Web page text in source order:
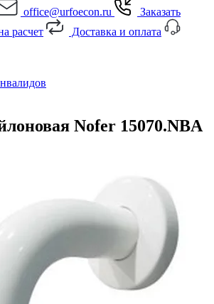
office@urfoecon.ru
Заказать
расчет
Доставка и оплата
Nofer 15070.NBA